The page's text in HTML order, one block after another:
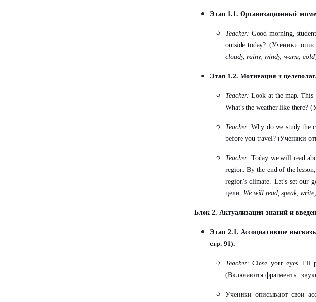
Этап 1.1. Организационный
Teacher: Good morning,
outside today? (Ученики
cloudy, rainy, windy, warm, cold
Этап 1.2. Мотивация и
Teacher: Look at the map.This
What's the weather like there?
Teacher: Why do we study the
before you travel? (Ученики
Teacher: Today we will read
region. By the end of the
region's climate. Let's set our
цели: We will read, speak,
Блок 2. Актуализация знаний и
Этап 2.1. Ассоциативное
стр. 91).
Teacher: Close your eyes. I'll
(Включаются фрагменты:
Ученики описывают свои